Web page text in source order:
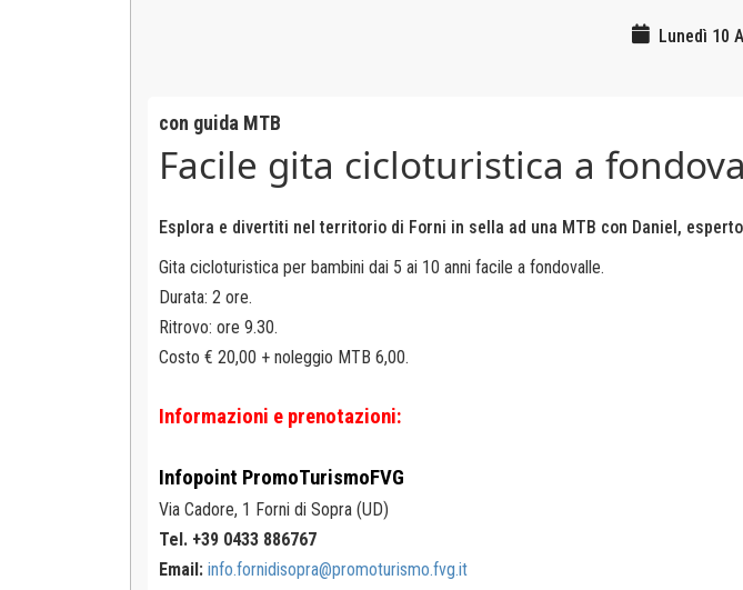
Lunedì 10
con guida MTB
Facile gita cicloturistica a
Esplora e divertiti nel territorio di Forni in sella ad una MTB con Daniel,
Gita cicloturistica per bambini dai 5 ai 10 anni facile a fondovalle.
Durata: 2 ore.
Ritrovo: ore 9.30.
Costo € 20,00 + noleggio MTB 6,00.
Informazioni e prenotazioni:
Infopoint PromoTurismoFVG
Via Cadore, 1 Forni di Sopra (UD)
Tel. +39 0433 886767
Email: info.fornidisopra@promoturismo.fvg.it